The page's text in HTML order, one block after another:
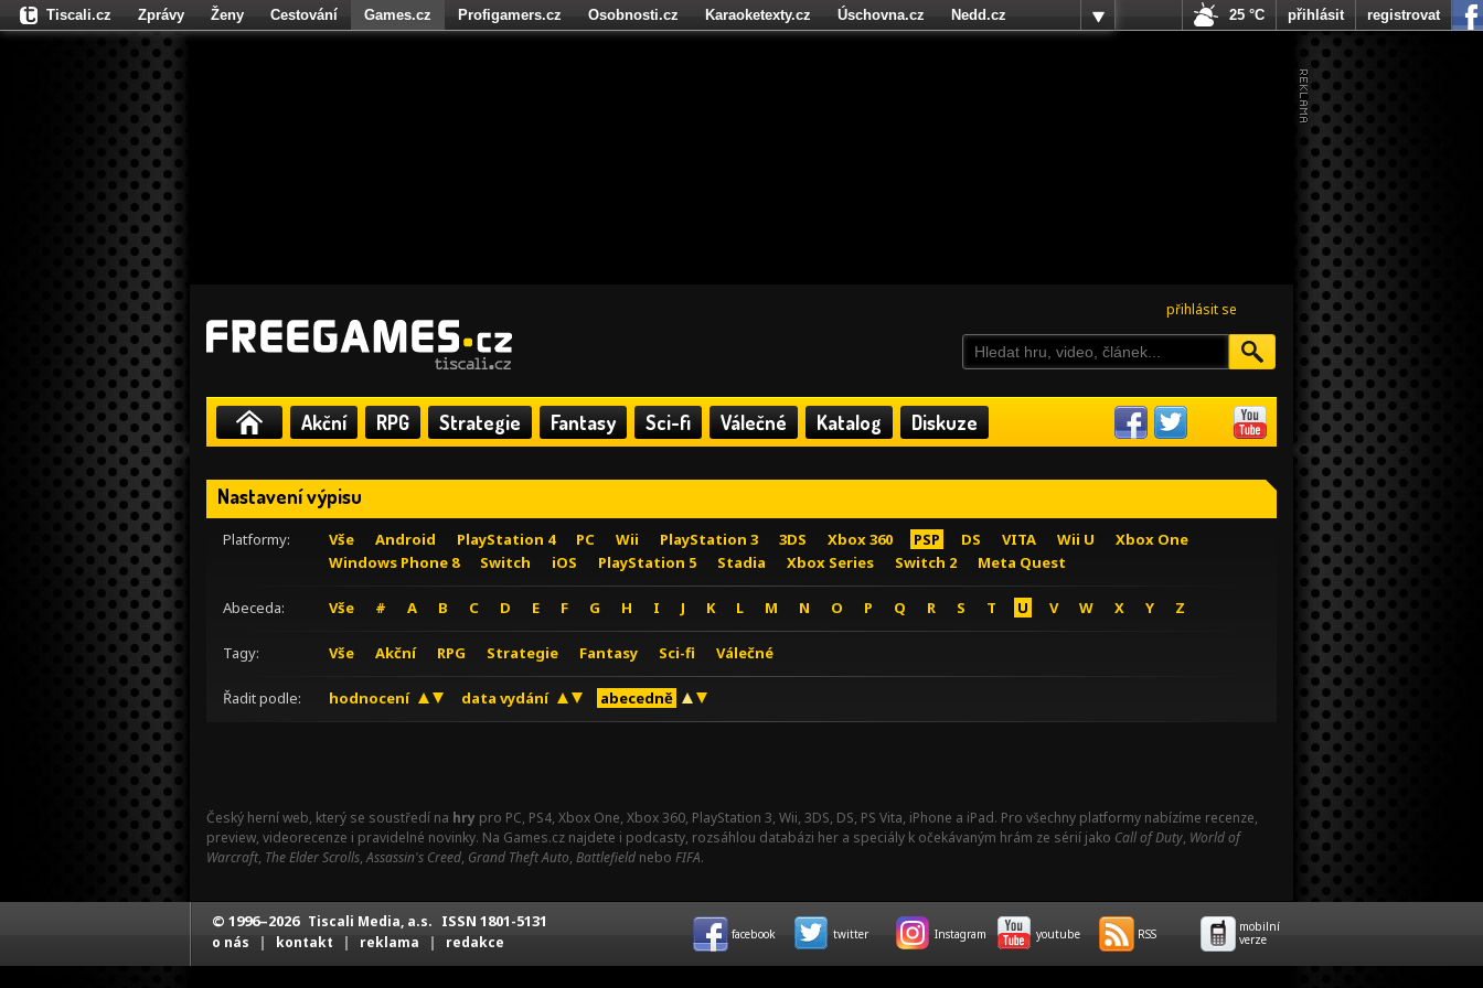
přihlásit se
Akční RPG Strategie Fantasy Sci-fi Válečné Katalog Diskuze
Nastavení výpisu
Platformy: Vše Android PlayStation 4 PC Wii PlayStation 3 3DS Xbox 360 PSP DS VITA Wii U
Xbox One
Windows Phone 8
Switch iOS PlayStation 5 Stadia Xbox Series Switch 2 Meta Quest
Abeceda: Vše # A B C D E F G H I J K L M N O P Q R S T U V W X Y Z
Tagy: Vše Akční RPG Strategie Fantasy Sci-fi Válečné
Řadit podle: hodnocení data vydání abecedně
Český herní web, který se soustředí na hry pro PC, PS4, Xbox One, Xbox 360, PlayStation 3, Wii, 3DS, DS, PS Vita, iPhone a iPad. Pro všechny platformy nabízíme recenze,
preview, videorecenze i pravidelné novinky. Na Games.cz najdete i podcasty, rozsáhlou databázi her a speciály k očekávaným hrám ze sérií jako Call of Duty, World of
Warcraft, The Elder Scrolls,Assassin's Creed, Grand Theft Auto, Battlefield nebo FIFA.
Tiscali.cz Zprávy Ženy Cestování Games.cz Profigamers.cz Osobnosti.cz Karaoketexty.cz Úschovna.cz
Nedd.cz
Fights.cz
25 °C přihlásit registrovat
© 1996–2026 Tiscali Media, a.s. ISSN 1801-5131
o nás | kontakt | reklama | redakce facebook twitter Instagram youtube RSS
mobilní
verze